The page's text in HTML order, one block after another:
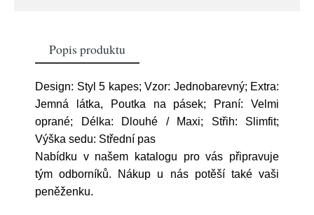
Popis produktu
Design: Styl 5 kapes; Vzor: Jednobarevný; Extra:
Jemná látka, Poutka na pásek; Praní: Velmi
oprané; Délka: Dlouhé / Maxi; Střih: Slimfit;
Výška sedu: Střední pas
Nabídku v našem katalogu pro vás připravuje
tým odborníků. Nákup u nás potěší také vaši
peněženku.